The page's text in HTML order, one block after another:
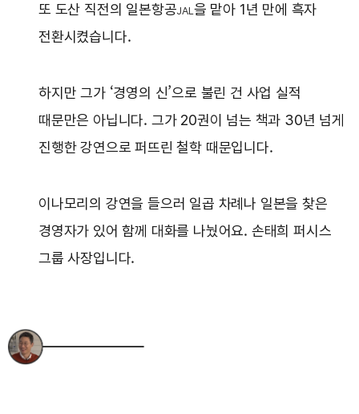
또 도산 직전의 일본항공JAL을 맡아 1년 만에 흑자
전환시켰습니다.
하지만 그가 ‘경영의 신’으로 불린 건 사업 실적
때문만은 아닙니다. 그가 20권이 넘는 책과 30년 넘게
진행한 강연으로 퍼뜨린 철학 때문입니다.
이나모리의 강연을 들으러 일곱 차례나 일본을 찾은
경영자가 있어 함께 대화를 나눴어요. 손태희 퍼시스
그룹 사장입니다.